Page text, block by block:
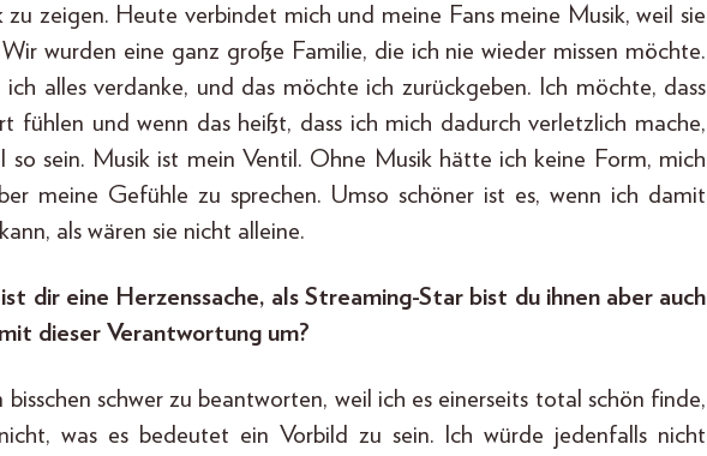
zeigen. Heute verbindet mich und meine Fans meine Musik, weil sie
wurden eine ganz große Familie, die ich nie wieder missen möchte.
ich alles verdanke, und das möchte ich zurückgeben. Ich möchte, dass
fühlen und wenn das heißt, dass ich mich dadurch verletzlich mache,
so sein. Musik ist mein Ventil. Ohne Musik hätte ich keine Form, mich
meine Gefühle zu sprechen. Umso schöner ist es, wenn ich damit
als wären sie nicht alleine.
dir eine Herzenssache, als Streaming-Star bist du ihnen aber auch
dieser Verantwortung um?
schwer zu beantworten, weil ich es einerseits total schön finde,
was es bedeutet ein Vorbild zu sein. Ich würde jedenfalls nicht